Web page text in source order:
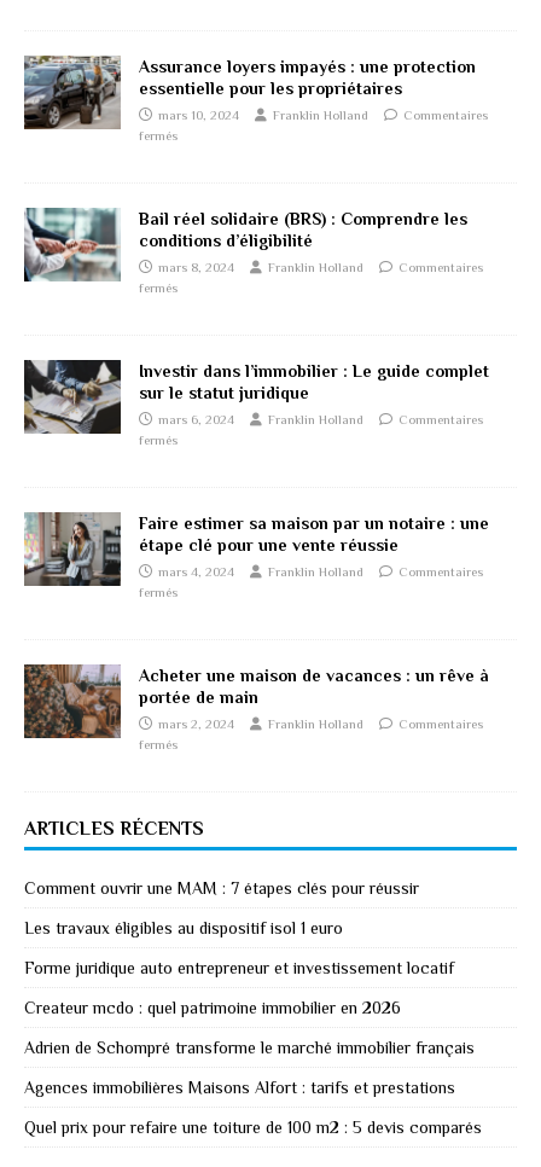
Assurance loyers impayés : une protection
essentielle pour les propriétaires
mars 10, 2024 Franklin Holland
Commentaires
fermés
Bail réel solidaire (BRS) : Comprendre les
conditions d’éligibilité
mars 8, 2024 Franklin Holland
Commentaires
fermés
Investir dans l’immobilier : Le guide complet
sur le statut juridique
mars 6, 2024 Franklin Holland
Commentaires
fermés
Faire estimer sa maison par un notaire : une
étape clé pour une vente réussie
mars 4, 2024 Franklin Holland
Commentaires
fermés
Acheter une maison de vacances : un rêve à
portée de main
mars 2, 2024 Franklin Holland
Commentaires
fermés
ARTICLES RÉCENTS
Comment ouvrir une MAM : 7 étapes clés pour réussir
Les travaux éligibles au dispositif isol 1 euro
Forme juridique auto entrepreneur et investissement locatif
Createur mcdo : quel patrimoine immobilier en 2026
Adrien de Schompré transforme le marché immobilier français
Agences immobilières Maisons Alfort : tarifs et prestations
Quel prix pour refaire une toiture de 100 m2 : 5 devis comparés